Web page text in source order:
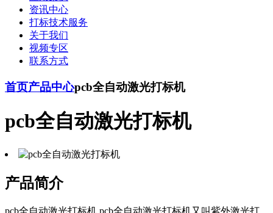
资讯中心
打标技术服务
关于我们
视频专区
联系方式
首页产品中心pcb全自动激光打标机
pcb全自动激光打标机
产品简介
pcb全自动激光打标机 pcb全自动激光打标机又叫紫外激光打